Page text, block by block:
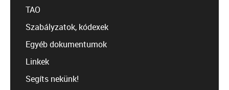
TAO
Szabályzatok, kódexek
Egyéb dokumentumok
Linkek
Segíts nekünk!